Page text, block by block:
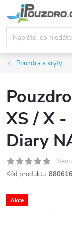
na
obsah
Pouzdra a kryty
XS / X -
Diary
Kód produktu:
Akce